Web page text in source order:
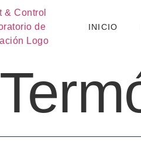
INICIO